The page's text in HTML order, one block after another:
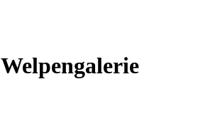
Welpengalerie